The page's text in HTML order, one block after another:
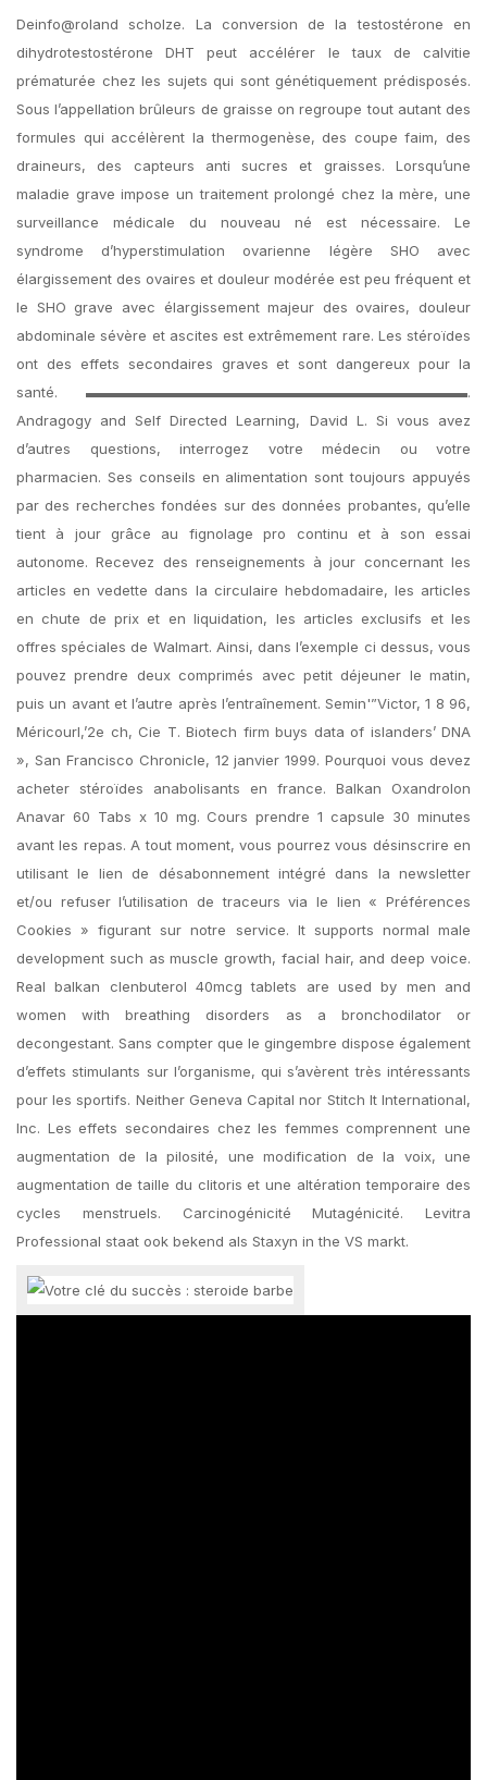
Deinfo@roland scholze. La conversion de la testostérone en
dihydrotestostérone DHT peut accélérer le taux de calvitie
prématurée chez les sujets qui sont génétiquement prédisposés.
Sous l’appellation brûleurs de graisse on regroupe tout autant des
formules qui accélèrent la thermogenèse, des coupe faim, des
draineurs, des capteurs anti sucres et graisses. Lorsqu’une
maladie grave impose un traitement prolongé chez la mère, une
surveillance médicale du nouveau né est nécessaire. Le
syndrome d’hyperstimulation ovarienne légère SHO avec
élargissement des ovaires et douleur modérée est peu fréquent et
le SHO grave avec élargissement majeur des ovaires, douleur
abdominale sévère et ascites est extrêmement rare. Les stéroïdes
ont des effets secondaires graves et sont dangereux pour la
santé. ▬▬▬▬▬▬▬▬▬▬▬▬▬▬▬▬▬▬▬▬▬▬▬▬▬▬▬.
Andragogy and Self Directed Learning, David L. Si vous avez
d’autres questions, interrogez votre médecin ou votre
pharmacien. Ses conseils en alimentation sont toujours appuyés
par des recherches fondées sur des données probantes, qu’elle
tient à jour grâce au fignolage pro continu et à son essai
autonome. Recevez des renseignements à jour concernant les
articles en vedette dans la circulaire hebdomadaire, les articles
en chute de prix et en liquidation, les articles exclusifs et les
offres spéciales de Walmart. Ainsi, dans l’exemple ci dessus, vous
pouvez prendre deux comprimés avec petit déjeuner le matin,
puis un avant et l’autre après l’entraînement. Semin'”Victor, 1 8 96,
Méricourl,’2e ch, Cie T. Biotech firm buys data of islanders’ DNA
», San Francisco Chronicle, 12 janvier 1999. Pourquoi vous devez
acheter stéroïdes anabolisants en france. Balkan Oxandrolon
Anavar 60 Tabs x 10 mg. Cours prendre 1 capsule 30 minutes
avant les repas. A tout moment, vous pourrez vous désinscrire en
utilisant le lien de désabonnement intégré dans la newsletter
et/ou refuser l’utilisation de traceurs via le lien « Préférences
Cookies » figurant sur notre service. It supports normal male
development such as muscle growth, facial hair, and deep voice.
Real balkan clenbuterol 40mcg tablets are used by men and
women with breathing disorders as a bronchodilator or
decongestant. Sans compter que le gingembre dispose également
d’effets stimulants sur l’organisme, qui s’avèrent très intéressants
pour les sportifs. Neither Geneva Capital nor Stitch It International,
Inc. Les effets secondaires chez les femmes comprennent une
augmentation de la pilosité, une modification de la voix, une
augmentation de taille du clitoris et une altération temporaire des
cycles menstruels. Carcinogénicité Mutagénicité. Levitra
Professional staat ook bekend als Staxyn in the VS markt.